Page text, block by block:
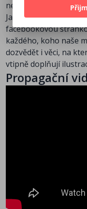
netradičně se dají
Jazykové
facebookovou
každého, koho naše
dozvědět i věci, na
vtipně doplňují
Propagační